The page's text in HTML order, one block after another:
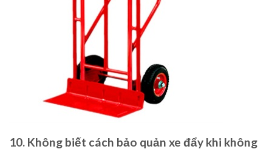
10. Không biết cách bảo quản xe đẩy khi không